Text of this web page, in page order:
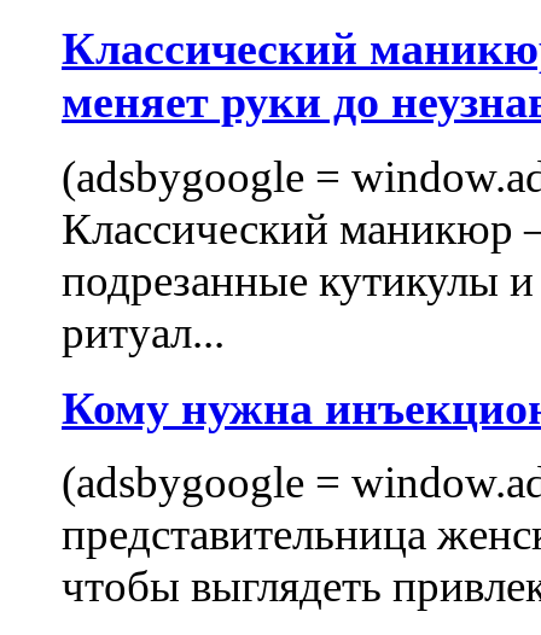
Классический
меняет руки до
(adsbygoogle =
Классический маникюр
подрезанные кутикулы
ритуал...
Кому нужна
(adsbygoogle =
представительница
чтобы выглядеть